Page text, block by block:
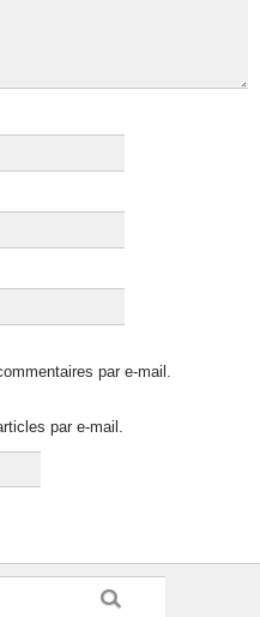
par e-mail.
par e-mail.